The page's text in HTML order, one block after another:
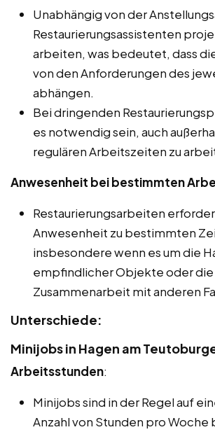
Unabhängig von der
Restaurierungsassistenten
arbeiten, was bedeutet, dass
von den Anforderungen des
abhängen.
Bei dringenden
es notwendig sein, auch
regulären Arbeitszeiten zu
Anwesenheit bei bestimmten
Restaurierungsarbeiten
Anwesenheit zu bestimmten
insbesondere wenn es um die
empfindlicher Objekte oder die
Zusammenarbeit mit anderen
Unterschiede:
Minijobs in Hagen am
Arbeitsstunden:
Minijobs sind in der Regel auf
Anzahl von Stunden pro Woche